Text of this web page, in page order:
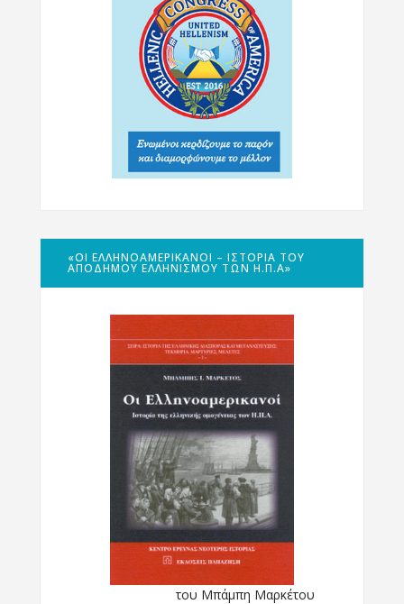
«ΟΙ ΕΛΛΗΝΟΑΜΕΡΙΚΑΝΟΊ – ΙΣΤΟΡΊΑ ΤΟΥ
ΑΠΌΔΗΜΟΥ ΕΛΛΗΝΙΣΜΟΎ ΤΩΝ Η.Π.Α»
του Μπάμπη Μαρκέτου